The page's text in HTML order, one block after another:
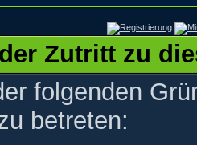
Zutritt zu
folgenden
betreten: